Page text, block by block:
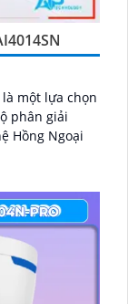
là một lựa chọn
phân giải